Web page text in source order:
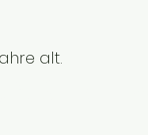
alt.